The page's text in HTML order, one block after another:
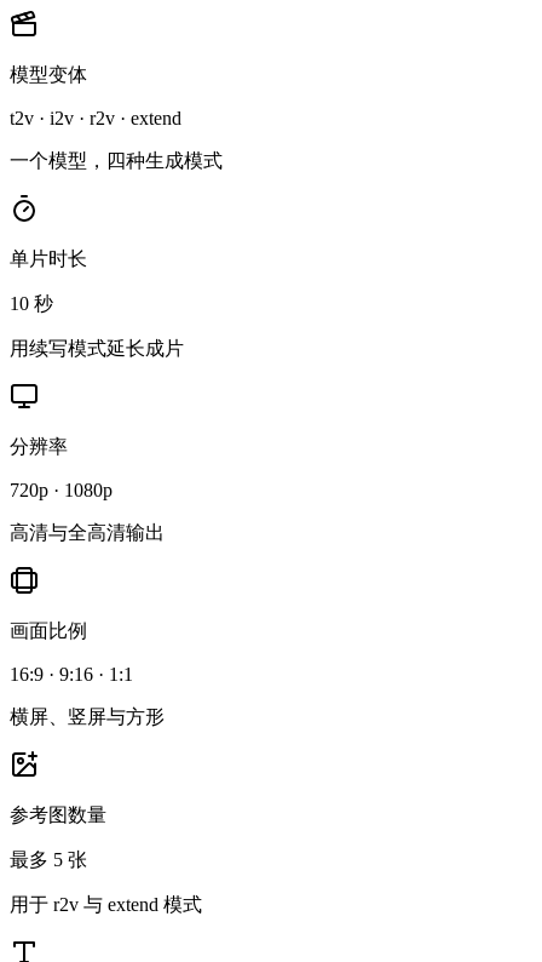
模型变体
t2v · i2v · r2v · extend
一个模型，四种生成模式
单片时长
10 秒
用续写模式延长成片
分辨率
720p · 1080p
高清与全高清输出
画面比例
16:9 · 9:16 · 1:1
横屏、竖屏与方形
参考图数量
最多 5 张
用于 r2v 与 extend 模式